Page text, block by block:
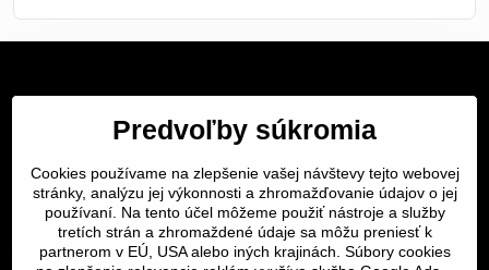
Servis Bratislava
Servis Košice
Dôležité odkazy
Predvoľby súkromia
Cookies používame na zlepšenie vašej návštevy tejto webovej
stránky, analýzu jej výkonnosti a zhromažďovanie údajov o jej
používaní. Na tento účel môžeme použiť nástroje a služby
tretích strán a zhromaždené údaje sa môžu preniesť k
partnerom v EÚ, USA alebo iných krajinách. Súbory cookies